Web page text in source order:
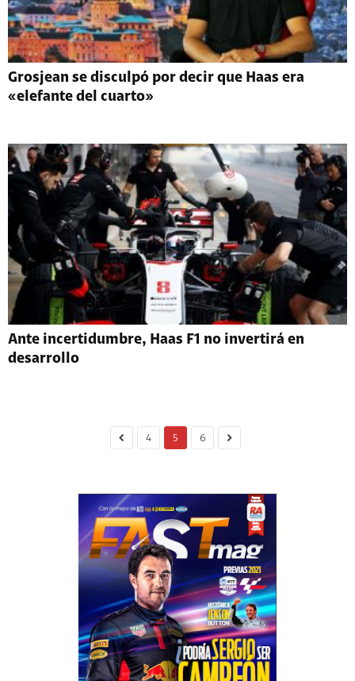
Grosjean se disculpó por decir que Haas era
«elefante del cuarto»
Ante incertidumbre, Haas F1 no invertirá en
desarrollo
4 5 6